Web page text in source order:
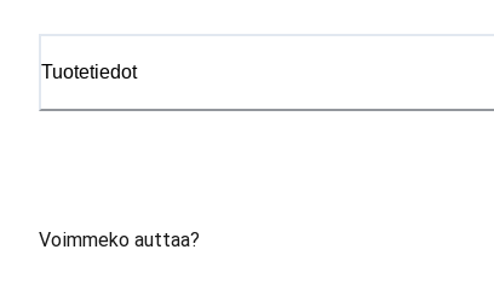
Tuotetiedot
Voimmeko auttaa?